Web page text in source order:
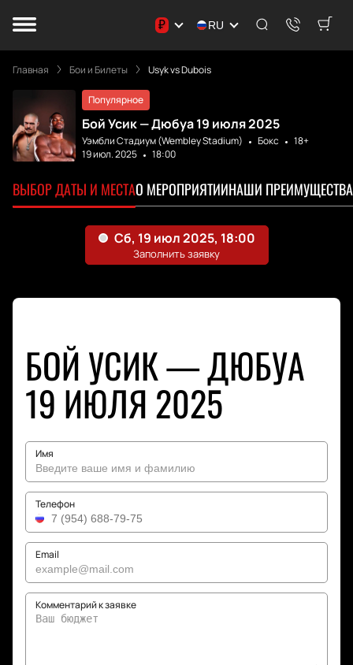
₽ RU
Главная Бои и Билеты Usyk vs Dubois
Популярное
Бой Усик — Дюбуа 19 июля 2025
Уэмбли Стадиум (Wembley Stadium) Бокс
18+
19 июл. 2025
18:00
ВЫБОР ДАТЫ И МЕСТАО МЕРОПРИЯТИИНАШИ ПРЕИМУЩЕСТВА
БОЙ УСИК — ДЮБУА
19 ИЮЛЯ 2025
Имя
Телефон
Email
Комментарий к заявке